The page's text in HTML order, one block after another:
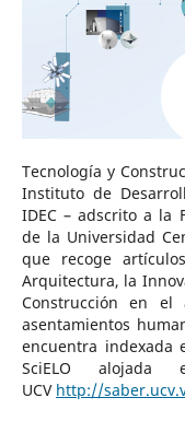
Tecnología y
Instituto de
IDEC – adscrito a la
de la Universidad
que recoge
Arquitectura, la
Construcción en
asentamientos
encuentra indexada
SciELO alojada
UCV http://